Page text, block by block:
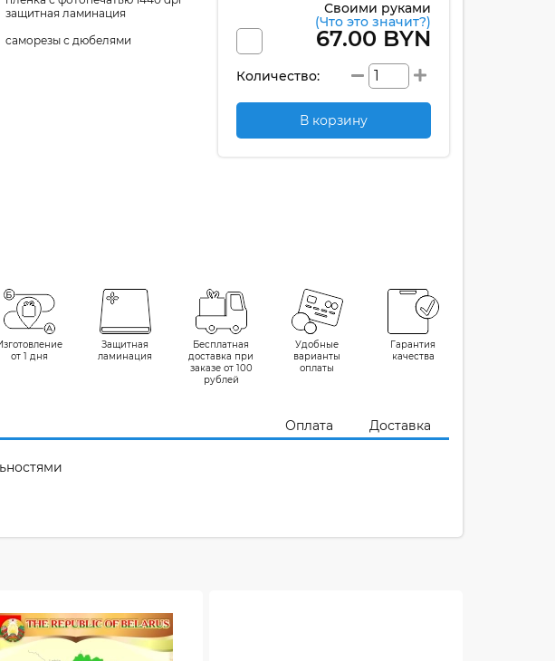
защитная ламинация
cаморезы с дюбелями
Своими руками
(Что это значит?)
67.00 BYN
Количество:
В корзину
от 1 дня
Защитная
ламинация
Бесплатная
доставка при
заказе от 100
рублей
Удобные
варианты
оплаты
Гарантия
качества
Оплата Доставка